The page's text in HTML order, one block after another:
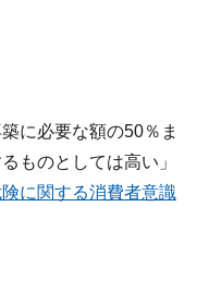
に必要な額の50％ま
ものとしては高い」
険に関する消費者意識